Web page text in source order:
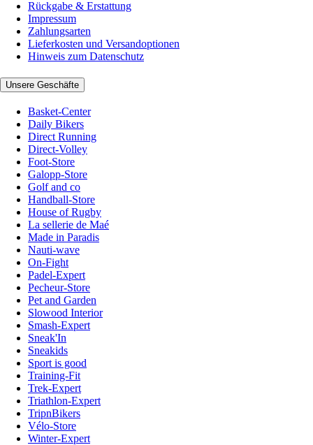
Rückgabe & Erstattung
Impressum
Zahlungsarten
Lieferkosten und Versandoptionen
Hinweis zum Datenschutz
Unsere Geschäfte
Basket-Center
Daily Bikers
Direct Running
Direct-Volley
Foot-Store
Galopp-Store
Golf and co
Handball-Store
House of Rugby
La sellerie de Maé
Made in Paradis
Nauti-wave
On-Fight
Padel-Expert
Pecheur-Store
Pet and Garden
Slowood Interior
Smash-Expert
Sneak'In
Sneakids
Sport is good
Training-Fit
Trek-Expert
Triathlon-Expert
TripnBikers
Vélo-Store
Winter-Expert